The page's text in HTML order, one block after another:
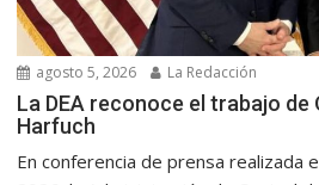
agosto 5, 2026 La Redacción
La DEA reconoce el trabajo de
Harfuch
En conferencia de prensa realizada